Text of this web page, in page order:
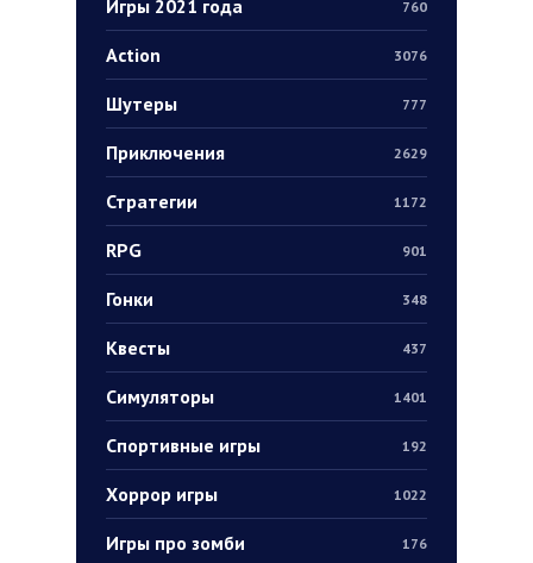
Игры 2021 года 760
Action 3076
Шутеры 777
Приключения 2629
Стратегии 1172
RPG 901
Гонки 348
Квесты 437
Симуляторы 1401
Спортивные игры 192
Хоррор игры 1022
Игры про зомби 176